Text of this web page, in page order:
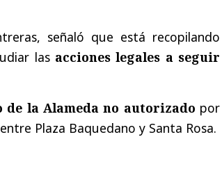
señaló que está recopilando
las acciones legales a seguir
la Alameda no autorizado por
Plaza Baquedano y Santa Rosa.